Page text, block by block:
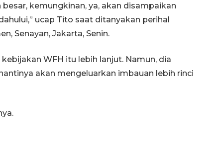
kemungkinan, ya, akan disampaikan
ucap Tito saat ditanyakan perihal
Senayan, Jakarta, Senin.
WFH itu lebih lanjut. Namun, dia
akan mengeluarkan imbauan lebih rinci